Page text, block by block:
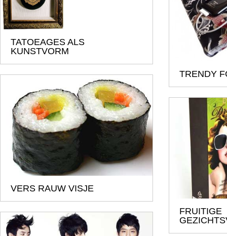
TATOEAGES ALS
KUNSTVORM
TRENDY
VERS RAUW VISJE
FRUITIGE